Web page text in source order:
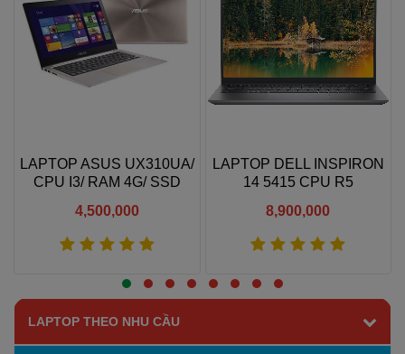
LAPTOP ASUS UX310UA/
CPU I3/ RAM 4G/ SSD
4,500,000
Xem thêm
LAPTOP DELL INSPIRON
14 5415 CPU R5
NVME 256GB/ 14" FHD IPS
8,900,000
Xem thêm
LAPTOP THEO NHU CẦU